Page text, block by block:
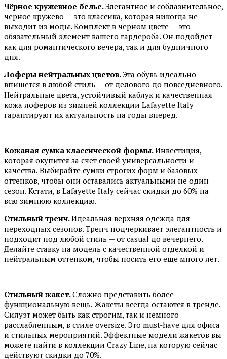
Чёрное кружевное белье.Элегантное и соблазнительное,
черное кружево — это классика, которая никогда не
выходит из моды. Комплект в черном цвете — это
обязательный элемент вашего гардероба. Он подойдет
как для романтического вечера, так и для будничного
дня.
Лоферы нейтральных цветов.Эта обувь идеально
впишется в любой стиль — от делового до повседневного.
Нейтральные цвета, устойчивый каблук и качественная
кожа лоферов из зимней коллекции Lafayette Italy
гарантируют их актуальность на годы вперед.
Кожаная сумка классической формы.Инвестиция,
которая окупится за счет своей универсальности и
качества. Выбирайте сумки строгих форм и базовых
оттенков, чтобы они оставались актуальными не один
сезон. Кстати, в Lafayette Italy сейчас скидки до 60% на
всю зимнюю коллекцию.
Стильный тренч.Идеальная верхняя одежда для
переходных сезонов. Тренч подчеркивает элегантность и
подходит под любой стиль — от casual до вечернего.
Делайте ставку на модель с качественной отделкой и
нейтральным оттенком, чтобы носить его еще много лет.
Стильный жакет.Сложно представить более
функциональную вещь. Жакеты всегда остаются в тренде.
Силуэт может быть как строгим, так и немного
расслабленным, в стиле oversize. Это must-have для офиса
и стильных мероприятий. Эффектные модели жакетов вы
можете найти в коллекции Crazy Line, на которую сейчас
действуют скидки до 70%.